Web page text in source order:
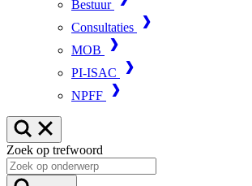
Bestuur
Consultaties
MOB
PI-ISAC
NPFF
Zoek op trefwoord